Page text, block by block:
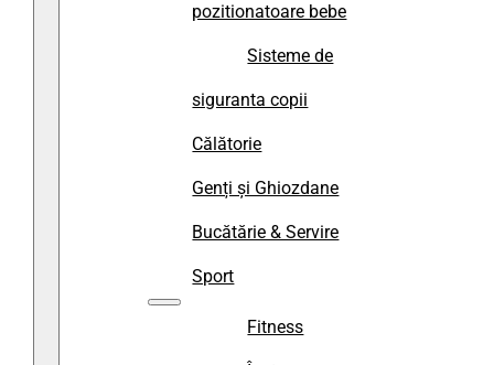
pozitionatoare bebe
Sisteme de
siguranta copii
Călătorie
Genți și Ghiozdane
Bucătărie & Servire
Sport
Fitness